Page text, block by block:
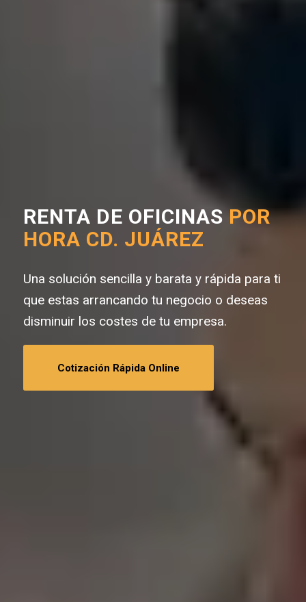
RENTA DE OFICINAS POR
HORA CD. JUÁREZ
Una solución sencilla y barata y rápida para ti
que estas arrancando tu negocio o deseas
disminuir los costes de tu empresa.
Cotización Rápida Online